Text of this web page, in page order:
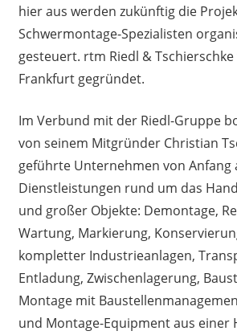
hier aus werden zukünftig die
Schwermontage-Spezialisten
gesteuert. rtm Riedl &
Frankfurt gegründet.
Im Verbund mit der Riedl-Gruppe
von seinem Mitgründer Christian
geführte Unternehmen von Anfang
Dienstleistungen rund um das
und großer Objekte: Demontage,
Wartung, Markierung,
kompletter Industrieanlagen,
Entladung, Zwischenlagerung,
Montage mit
und Montage-Equipment aus einer